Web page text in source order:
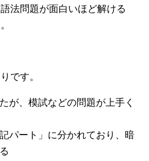
法問題が面白いほど解ける
です。
が、模試などの問題が上手く
パート」に分かれており、暗